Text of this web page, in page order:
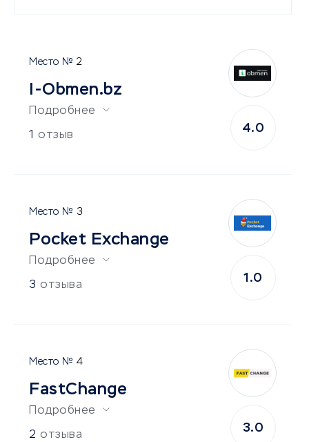
2
I-Obmen.bz
Подробнее
1 отзыв
4.0
3
Pocket Exchange
Подробнее
3 отзыва
1.0
4
FastChange
Подробнее
2 отзыва
3.0